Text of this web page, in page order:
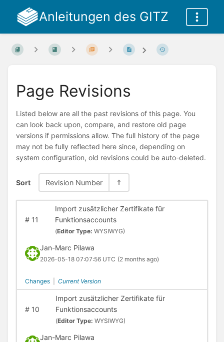
Anleitungen des GITZ
Page Revisions
Listed below are all the past revisions of this page. You
can look back upon, compare, and restore old page
versions if permissions allow. The full history of the page
may not be fully reflected here since, depending on
system configuration, old revisions could be auto-deleted.
Sort Revision Number
#11
Import zusätzlicher Zertifikate für
Funktionsaccounts
(Editor Type: WYSIWYG)
Jan-Marc Pilawa
2026-05-18 07:07:56 UTC (2 months ago)
Changes Current Version
#10
Import zusätzlicher Zertifikate für
Funktionsaccounts
(Editor Type: WYSIWYG)
Jan-Marc Pilawa